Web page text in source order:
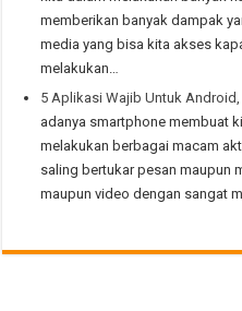
memberikan banyak dampak
media yang bisa kita akses
melakukan…
5 Aplikasi Wajib Untuk
adanya smartphone membuat
melakukan berbagai macam
saling bertukar pesan maupun
maupun video dengan sangat